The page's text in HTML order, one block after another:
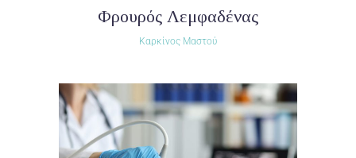
Φρουρός Λεμφαδένας
Καρκίνος Μαστού